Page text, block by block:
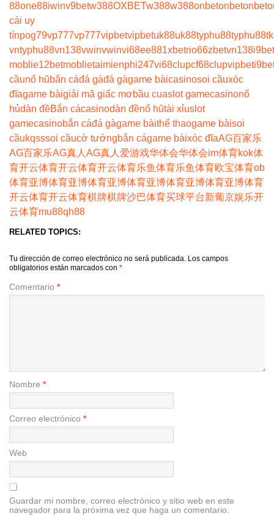
88one88iwinv9betw388OXBETw388w388onbetonbetonbet
cái uy
tínpog79vp777vp777vipbetvipbetuk88uk88typhu88typhu88
vntyphu88vn138vwinvwinvi68ee881xbetrio66zbetvn138
moblie12betmoblietaimienphi247vi68clupcf68clupvipbet
cầunổ hũbắn cáđá gàđá gàgame bàicasinosoi cầuxóc
đĩagame bàigiải mã giấc mơbầu cuaslot gamecasinonổ
hủdàn đềBắn cácasinodàn đềnổ hũtài xỉuslot
gamecasinobắn cáđá gàgame bàithể thaogame bàisoi
cầukqsssoi cầucờ tướngbắn cágame bàixóc đĩaAG百家乐
AG百家乐AG真人 AG真人 爱游戏华体会华体会im体育kok体
育开云体育开云体育开云体育乐鱼体育乐鱼体育欧宝体育ob
体育亚博体育亚博体育亚博体育亚博体育亚博体育亚博体育
开云体育开云体育棋牌棋牌沙巴体育买球平台新葡京娱乐开
云体育mu88qh88
RELATED TOPICS:
Tu dirección de correo electrónico no será publicada. Los campos
obligatorios están marcados con *
Comentario *
Nombre *
Correo electrónico *
Web
Guardar mi nombre, correo electrónico y sitio web en este
navegador para la próxima vez que haga un comentario.